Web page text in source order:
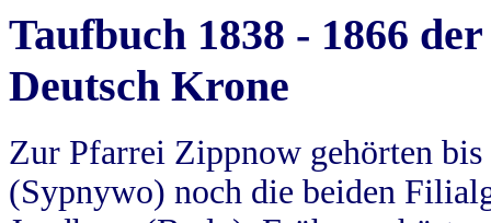
Taufbuch 1838 - 1866
Deutsch Krone
Zur Pfarrei Zippnow gehörten
(Sypnywo) noch die beiden